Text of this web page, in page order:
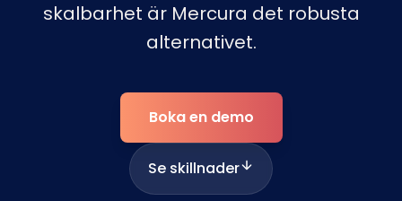
skalbarhet är Mercura det robusta
alternativet.
Boka en demo
Se skillnader